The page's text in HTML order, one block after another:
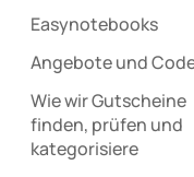
Easynotebooks
Angebote und
Wie wir Gutscheine
finden, prüfen und
kategorisiere